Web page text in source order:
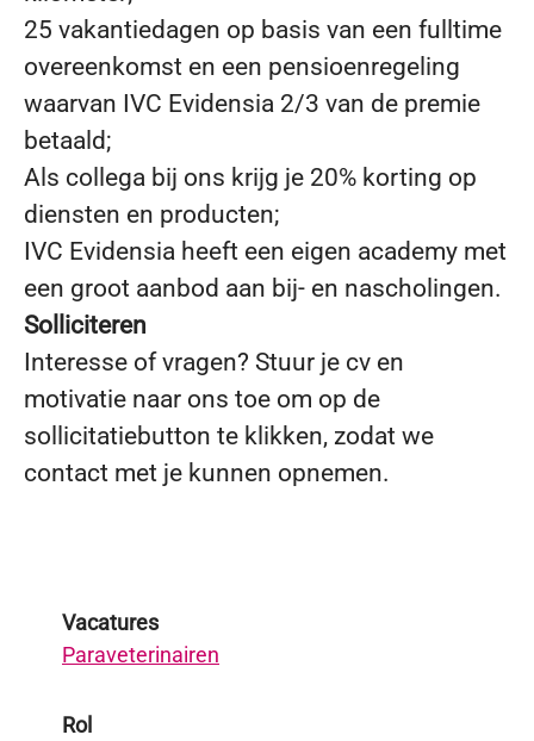
25 vakantiedagen op basis van een fulltime
overeenkomst en een pensioenregeling
waarvan IVC Evidensia 2/3 van de premie
betaald;
Als collega bij ons krijg je 20% korting op
diensten en producten;
IVC Evidensia heeft een eigen academy met
een groot aanbod aan bij- en nascholingen.
Solliciteren
Interesse of vragen? Stuur je cv en
motivatie naar ons toe om op de
sollicitatiebutton te klikken, zodat we
contact met je kunnen opnemen.
Vacatures
Paraveterinairen
Rol